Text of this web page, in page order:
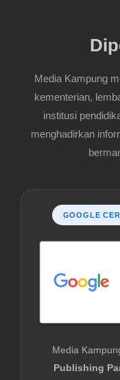
Media Kampung
kementerian,
institusi
menghadirkan
GOOGLE
Media
Publishing